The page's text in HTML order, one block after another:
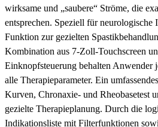
wirksame und „saubere“ Ströme, die
entsprechen. Speziell für
Funktion zur gezielten
Kombination aus 7-Zoll-Touchscreen
Einknopfsteuerung behalten Anwender
alle Therapieparameter. Ein
Kurven, Chronaxie- und Rheobasetest
gezielte Therapieplanung. Durch die
Indikationsliste mit Filterfunktionen